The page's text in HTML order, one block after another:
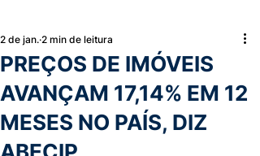
PREÇOS DE IMÓVEIS
AVANÇAM 17,14% EM 12
MESES NO PAÍS, DIZ
2 de jan. 2 min de leitura